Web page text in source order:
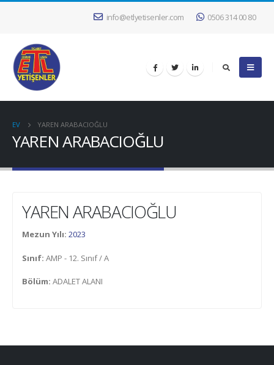
info@etlyetisenler.com 0506 314 00 80
EV YAREN ARABACIOĞLU
YAREN ARABACIOĞLU
YAREN ARABACIOĞLU
Mezun Yılı: 2023
Sınıf: AMP - 12. Sınıf / A
Bölüm: ADALET ALANI